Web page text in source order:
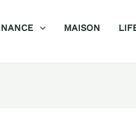
MAISON